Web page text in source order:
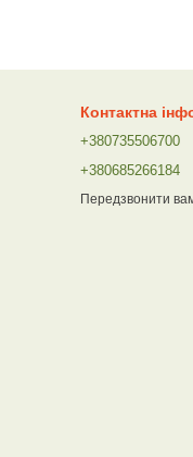
Контактна
+380735506700
+380685266184
Передзвонити